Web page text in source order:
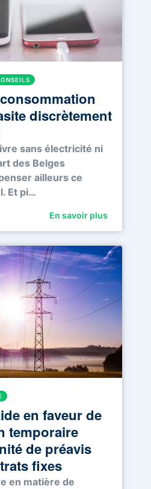
discrètement
sans électricité ni
des Belges
ailleurs ce
Et pi…
En savoir plus
en faveur de
temporaire
de préavis
fixes
en matière de